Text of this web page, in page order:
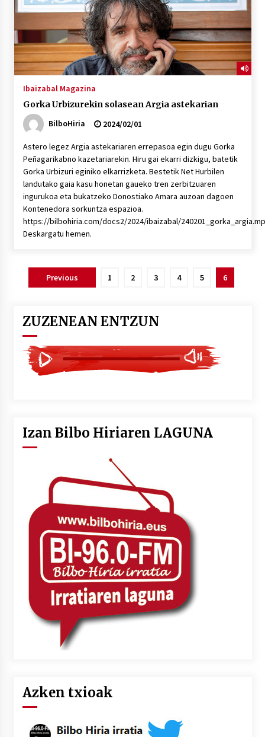
Ibaizabal Magazina
Gorka Urbizurekin solasean Argia astekarian
BilboHiria
2024/02/01
Astero legez Argia astekariaren errepasoa egin dugu Gorka
Peñagarikabno kazetariarekin. Hiru gai ekarri dizkigu, batetik
Gorka Urbizuri eginiko elkarrizketa. Bestetik Net Hurbilen
landutako gaia kasu honetan gaueko tren zerbitzuaren
ingurukoa eta bukatzeko Donostiako Amara auzoan dagoen
Kontenedora sorkuntza espazioa.
https://bilbohiria.com/docs2/2024/ibaizabal/
Deskargatu hemen.
PostsPrevious 1 2 3 4 5 6
ZUZENEAN ENTZUN
Izan Bilbo Hiriaren LAGUNA
Azken txioak